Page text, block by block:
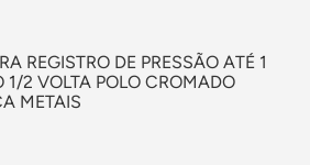
REGISTRO DE PRESSÃO ATÉ 1
2 VOLTA POLO CROMADO
METAIS